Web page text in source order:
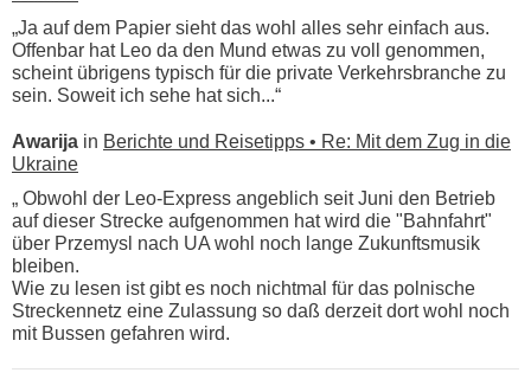
„Ja auf dem Papier sieht das wohl alles sehr einfach aus.
Offenbar hat Leo da den Mund etwas zu voll genommen,
scheint übrigens typisch für die private Verkehrsbranche zu
sein. Soweit ich sehe hat sich...“
Awarija in Berichte und Reisetipps • Re: Mit dem Zug in die
Ukraine
„ Obwohl der Leo-Express angeblich seit Juni den Betrieb
auf dieser Strecke aufgenommen hat wird die "Bahnfahrt"
über Przemysl nach UA wohl noch lange Zukunftsmusik
bleiben.
Wie zu lesen ist gibt es noch nichtmal für das polnische
Streckennetz eine Zulassung so daß derzeit dort wohl noch
mit Bussen gefahren wird.